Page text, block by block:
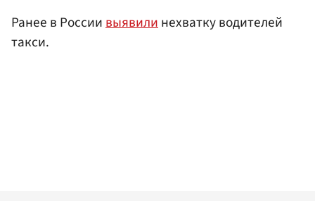
Ранее в Россиивыявилинехватку водителей
такси.